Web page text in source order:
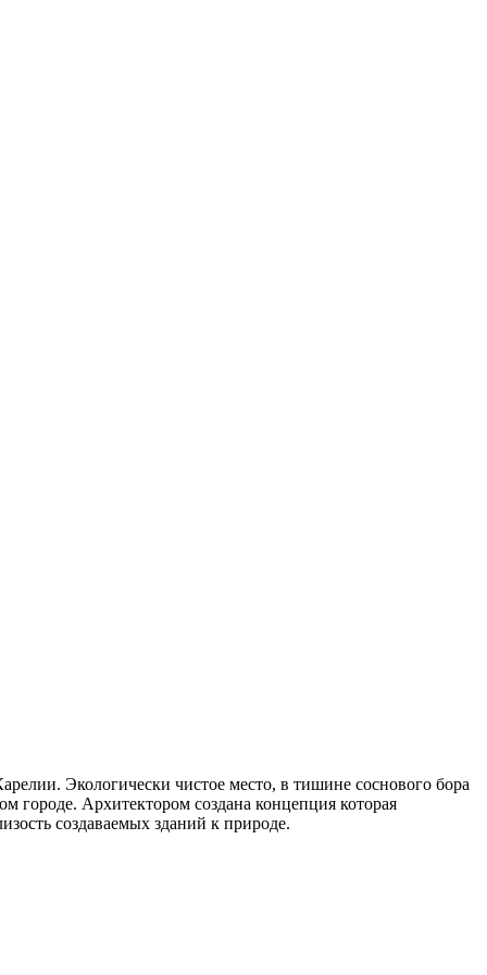
Экологически чистое место, в тишине соснового бора
городе. Архитектором создана концепция которая
создаваемых зданий к природе.